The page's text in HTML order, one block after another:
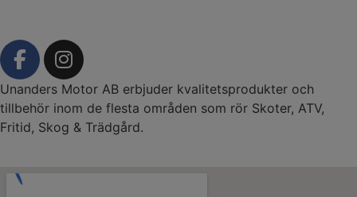
Unanders Motor AB erbjuder kvalitetsprodukter och
tillbehör inom de flesta områden som rör Skoter, ATV,
Fritid, Skog & Trädgård.